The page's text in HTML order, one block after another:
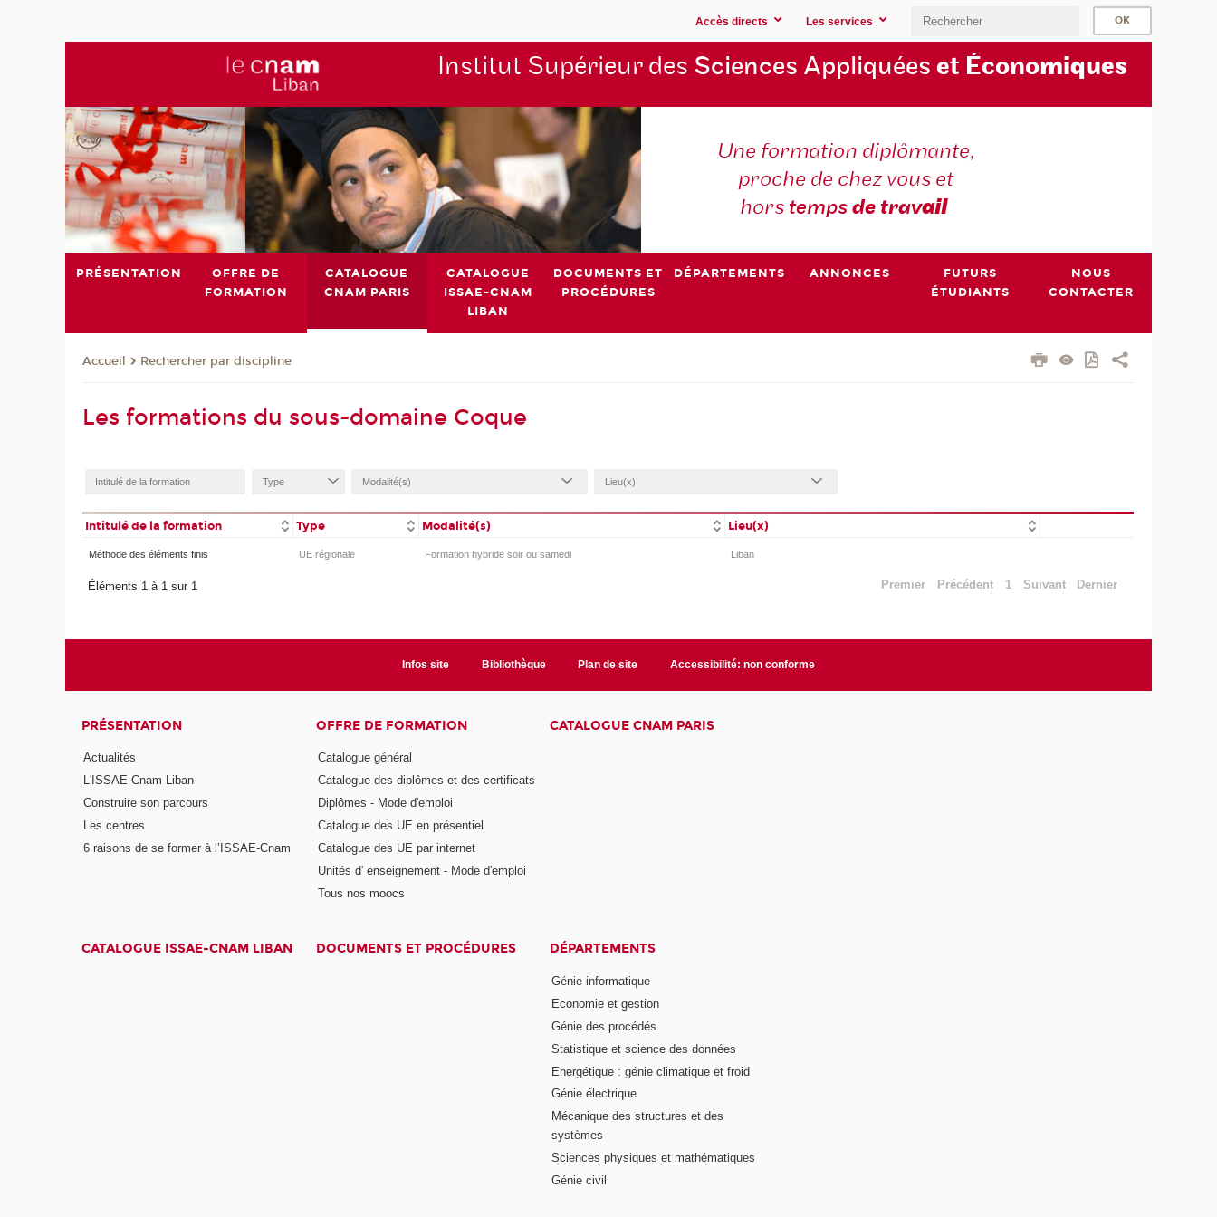
Accès directs Les services
Institut Supérieur des Sciences Appliquées et Économiques
Une formation diplômante,
proche de chez vous et
hors tempsde travail
PRÉSENTATION
OFFRE DE
FORMATION
CATALOGUE
CNAM PARIS
CATALOGUE
ISSAE-CNAM
LIBAN
DOCUMENTS ET
PROCÉDURES
DÉPARTEMENTS ANNONCES
FUTURS
ÉTUDIANTS
NOUS
CONTACTER
Accueil Rechercher par discipline
Les formations du sous-domaine Coque
Intitulé de la formation Type Modalité(s) Lieu(x)
Méthode des éléments finis UE régionale Formation hybride soir ou samedi Liban
Éléments 1 à 1 sur 1 Premier Précédent 1 Suivant Dernier
Infos site Bibliothèque Plan de site Accessibilité: non conforme
PRÉSENTATION
Actualités
L'ISSAE-Cnam Liban
Construire son parcours
Les centres
6 raisons de se former à l’ISSAE-Cnam
OFFRE DE FORMATION
Catalogue général
Catalogue des diplômes et des certificats
Diplômes - Mode d'emploi
Catalogue des UE en présentiel
Catalogue des UE par internet
Unités d' enseignement - Mode d'emploi
Tous nos moocs
CATALOGUE CNAM PARIS
CATALOGUE ISSAE-CNAM LIBAN DOCUMENTS ET PROCÉDURES DÉPARTEMENTS
Génie informatique
Economie et gestion
Génie des procédés
Statistique et science des données
Energétique : génie climatique et froid
Génie électrique
Mécanique des structures et des
systèmes
Sciences physiques et mathématiques
Génie civil